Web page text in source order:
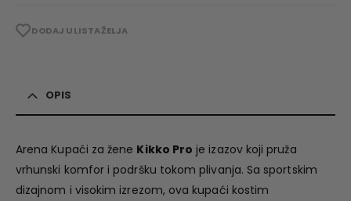
DODAJ U LISTA ŽELJA
OPIS
Arena Kupaći za žene Kikko Pro je izazov koji pruža
vrhunski komfor i podršku tokom plivanja. Sa sportskim
dizajnom i visokim izrezom, ova kupaći kostim